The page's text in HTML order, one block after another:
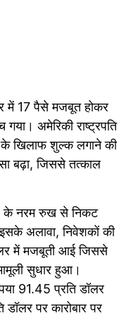
में 17 पैसे मजबूत होकर
अमेरिकी राष्ट्रपति
के खिलाफ शुल्क लगाने की
बढ़ा, जिससे तत्काल
के नरम रुख से निकट
अलावा, निवेशकों की
में मजबूती आई जिससे
सुधार हुआ।
91.45 प्रति डॉलर
पर कारोबार पर